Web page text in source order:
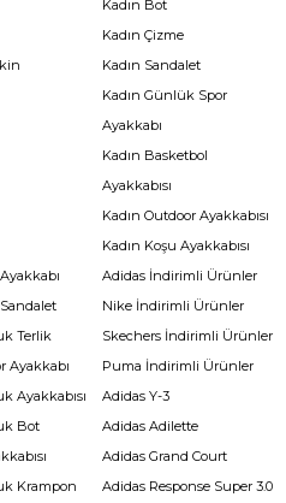
Kadın Bot
Kadın Çizme
Kadın Sandalet
Kadın Günlük Spor
Ayakkabı
Kadın Basketbol
Ayakkabısı
Kadın Outdoor Ayakkabısı
Kadın Koşu Ayakkabısı
Terlik
Ayakkabı
Ayakkabısı
Bot
Krampon
Adidas İndirimli Ürünler
Nike İndirimli Ürünler
Skechers İndirimli Ürünler
Puma İndirimli Ürünler
Adidas Y-3
Adidas Adilette
Adidas Grand Court
Adidas Response Super 3.0